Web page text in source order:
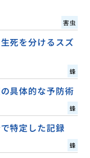
害虫
死を分けるスズ
蜂
具体的な予防術
蜂
特定した記録
蜂